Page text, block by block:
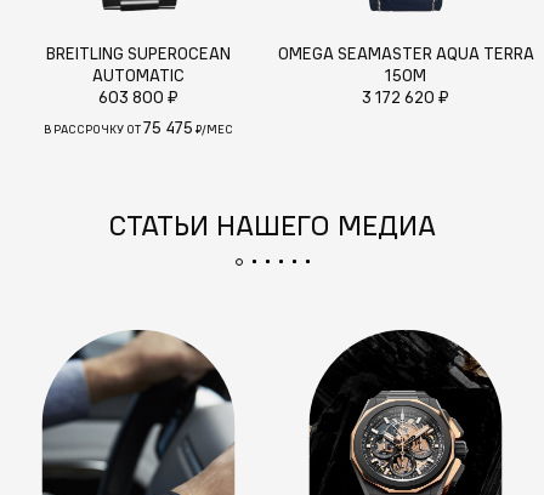
BREITLING SUPEROCEAN
AUTOMATIC
603 800 ₽
В РАССРОЧКУ ОТ75 475 ₽/МЕС
OMEGA SEAMASTER AQUA TERRA
150M
3 172 620 ₽
СТАТЬИ НАШЕГО МЕДИА